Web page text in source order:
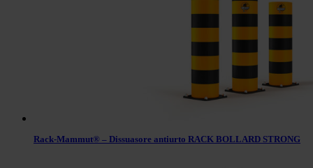
Rack-Mammut® – Dissuasore antiurto RACK BOLLARD STRONG